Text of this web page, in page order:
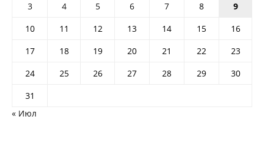
3
4 5 6 7 8
9
10
11 12 13 14 15
16
17
18 19 20 21 22
23
24
25 26 27 28 29
30
31
« Июл